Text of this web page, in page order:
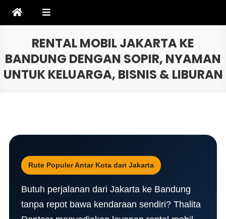
RENTAL MOBIL JAKARTA KE
BANDUNG DENGAN SOPIR, NYAMAN
UNTUK KELUARGA, BISNIS & LIBURAN
Rute Populer Antar Kota dari Jakarta
Butuh perjalanan dari Jakarta ke Bandung
tanpa repot bawa kendaraan sendiri? Thalita